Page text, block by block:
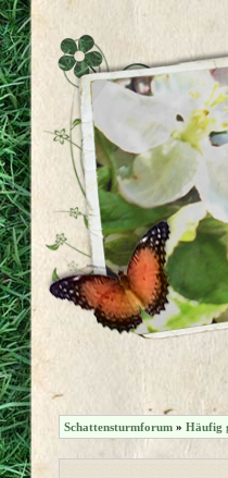
Schattensturmforum» Häufig